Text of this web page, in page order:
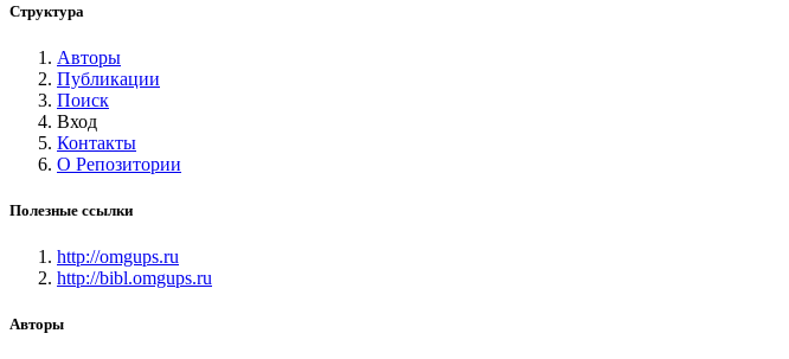
Структура
Авторы
Публикации
Поиск
Вход
Контакты
О Репозитории
Полезные ссылки
http://omgups.ru
http://bibl.omgups.ru
Авторы